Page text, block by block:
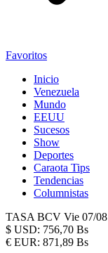
Favoritos
Inicio
Venezuela
Mundo
EEUU
Sucesos
Show
Deportes
Caraota Tips
Tendencias
Columnistas
TASA BCV Vie 07/08
$ USD: 756,70 Bs
€ EUR: 871,89 Bs